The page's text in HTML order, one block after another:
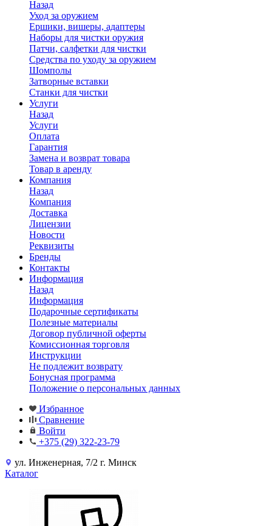
Назад
Уход за оружием
Ершики, вишеры, адаптеры
Наборы для чистки оружия
Патчи, салфетки для чистки
Средства по уходу за оружием
Шомполы
Затворные вставки
Станки для чистки
Услуги
Назад
Услуги
Оплата
Гарантия
Замена и возврат товара
Товар в аренду
Компания
Назад
Компания
Доставка
Лицензии
Новости
Реквизиты
Бренды
Контакты
Информация
Назад
Информация
Подарочные сертификаты
Полезные материалы
Договор публичной оферты
Комиссионная торговля
Инструкции
Не подлежит возврату
Бонусная программа
Положение о персональных данных
Избранное
Сравнение
Войти
+375 (29) 322-23-79
ул. Инженерная, 7/2 г. Минск
Каталог